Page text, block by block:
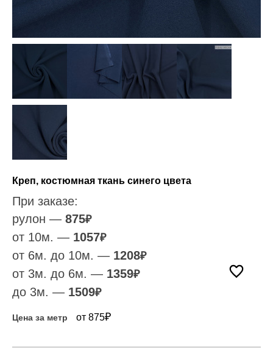
Креп, костюмная ткань синего цвета
При заказе:
рулон — 875₽
от 10м. — 1057₽
от 6м. до 10м. — 1208₽
от 3м. до 6м. — 1359₽
до 3м. — 1509₽
Цена за метр от 875₽